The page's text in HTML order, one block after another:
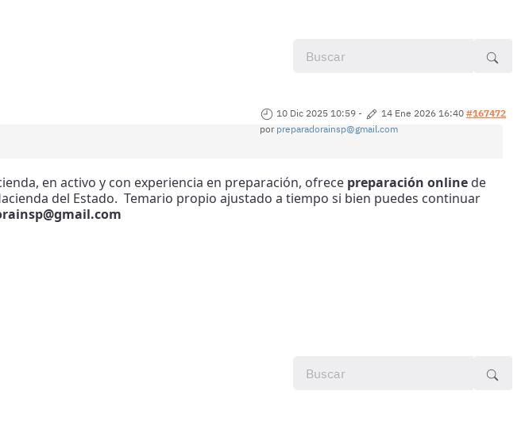
10 Dic 2025 10:59 - 14 Ene 2026 16:40 #167472
por preparadorainsp@gmail.com
en activo y con experiencia en preparación, ofrece preparación online de
del Estado. Temario propio ajustado a tiempo si bien puedes continuar